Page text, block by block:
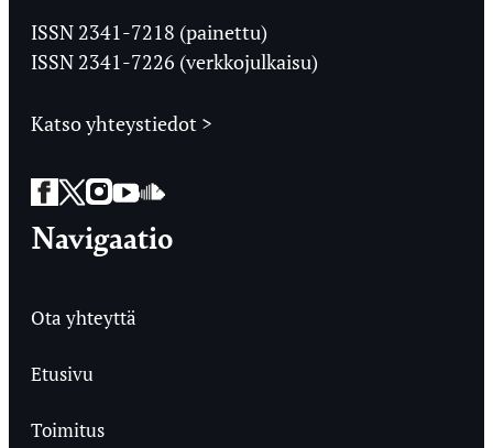
Ylioppilaslehti
ISSN 2341-7218 (painettu)
ISSN 2341-7226 (verkkojulkaisu)
Katso yhteystiedot >
Facebook
Twitter
Instagram
YouTube
SoundCloud
Navigaatio
Ota yhteyttä
Etusivu
Toimitus